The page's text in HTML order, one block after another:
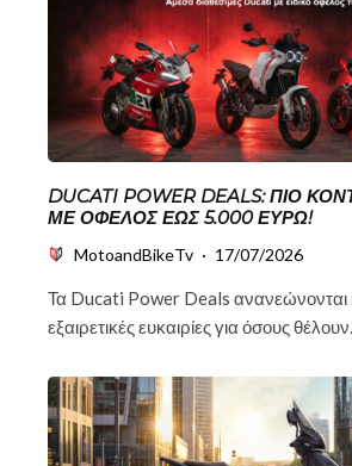
DUCATI POWER DEALS: ΠΙΟ
ΜΕ ΌΦΕΛΟΣ ΈΩΣ 5.000 ΕΥΡΏ!
MotoandBikeTv · 17/07/2026
Τα Ducati Power Deals ανανεώνονται
εξαιρετικές ευκαιρίες για όσους